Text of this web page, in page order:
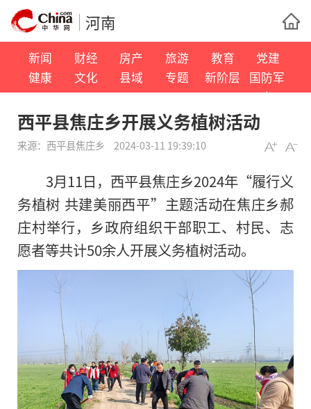
河南
新闻 财经 房产 旅游 教育
党建
健康
文化 县域 专题 新阶层
国防军
事
​西平县焦庄乡开展义务植树活动
来源： ​西平县焦庄乡 2024-03-11 19:39:10
3月11日，西平县焦庄乡2024年“履行义
务植树 共建美丽西平”主题活动在焦庄乡郝
庄村举行，乡政府组织干部职工、村民、志
愿者等共计50余人开展义务植树活动。